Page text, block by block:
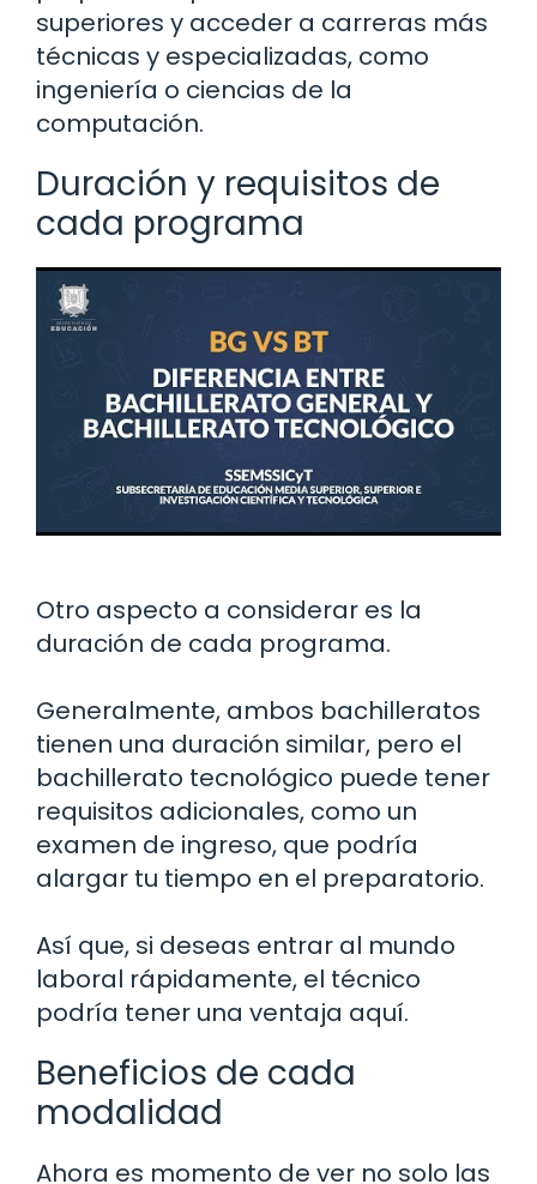
superiores y acceder a carreras más
técnicas y especializadas, como
ingeniería o ciencias de la
computación.
Duración y requisitos de
cada programa
Otro aspecto a considerar es la
duración de cada programa.
Generalmente, ambos bachilleratos
tienen una duración similar, pero el
bachillerato tecnológico puede tener
requisitos adicionales, como un
examen de ingreso, que podría
alargar tu tiempo en el preparatorio.
Así que, si deseas entrar al mundo
laboral rápidamente, el técnico
podría tener una ventaja aquí.
Beneficios de cada
modalidad
Ahora es momento de ver no solo las